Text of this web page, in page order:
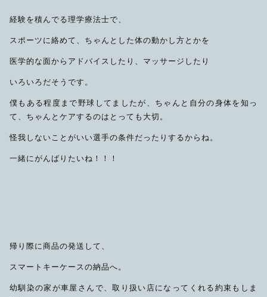
経験を積んでる理学療法士で、
スポーツに絡めて、ちゃんとした体の動かし方とかを
医学的な面からアドバイスしたり、マッサージしたり
いろいろだそうです。
僕もある程度まで野球してましたが、ちゃんと自分の身体を知っ
て、ちゃんとケアするのはとっても大切。
怪我しないことがいい選手の条件だったりするからね。
一緒にがんばりたいね！！！
帰り際に商品の発送して、
スマートキーケースの納品へ。
幼馴染の家が車屋さんで、取り扱い店になってくれる約束もしま